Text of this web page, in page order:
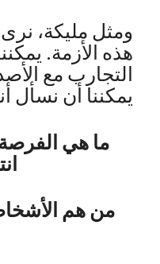
ومثل مليكة،
هذه الأزمة.
التجارب مع
يمكننا أن نسأل
ما هي
من هم